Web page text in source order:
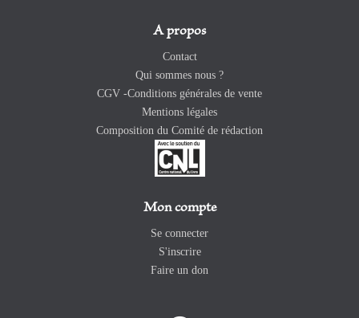
A propos
Contact
Qui sommes nous ?
CGV -Conditions générales de vente
Mentions légales
Composition du Comité de rédaction
Mon compte
Se connecter
S'inscrire
Faire un don